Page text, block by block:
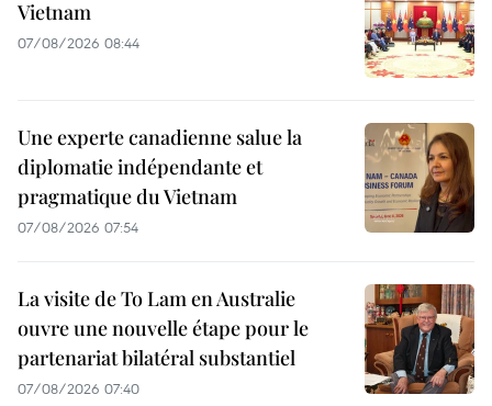
Vietnam
07/08/2026 08:44
Une experte canadienne salue la
diplomatie indépendante et
pragmatique du Vietnam
07/08/2026 07:54
La visite de To Lam en Australie
ouvre une nouvelle étape pour le
partenariat bilatéral substantiel
07/08/2026 07:40